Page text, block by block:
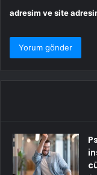
adresim ve site